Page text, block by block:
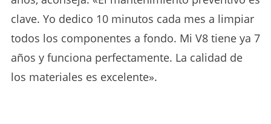
clave. Yo dedico 10 minutos cada mes a limpiar
todos los componentes a fondo. Mi V8 tiene ya 7
años y funciona perfectamente. La calidad de
los materiales es excelente».